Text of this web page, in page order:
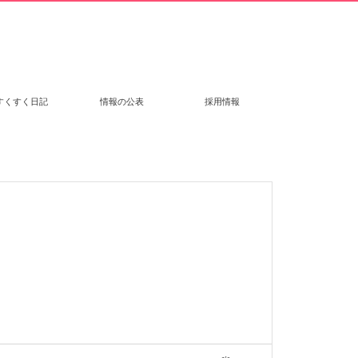
くすく日記 情報の公表 採用情報